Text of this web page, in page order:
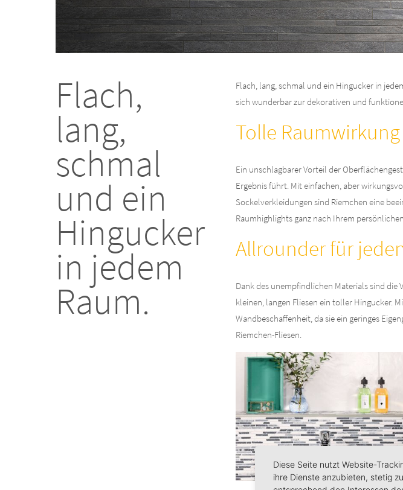
Flach,
lang,
schmal
und ein
Hingucker
in jedem
Raum.
Flach, lang, schmal und ein Hingucker in
sich wunderbar zur dekorativen und
Tolle
Ein unschlagbarer Vorteil der
Ergebnis führt. Mit einfachen, aber
Sockelverkleidungen sind Riemchen eine
Raumhighlights ganz nach Ihrem
Allrounder für
Dank des unempfindlichen Materials sind die
kleinen, langen Fliesen ein toller Hingucker.
Wandbeschaffenheit, da sie ein geringes
Riemchen-Fliesen.
Diese Seite nutzt Website-
ihre Dienste anzubieten, stetig